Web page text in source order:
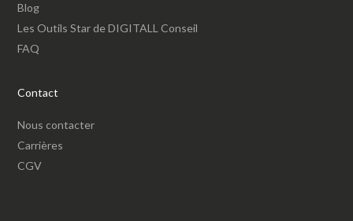
Blog
Les Outils Star de DIGITALL Conseil
FAQ
Contact
Nous contacter
Carrières
CGV